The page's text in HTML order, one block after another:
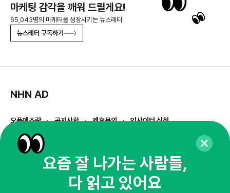
마케팅 감각을 깨워 드릴게요!
65,043명의 마케터를 성장시키는 뉴스레터
뉴스레터 구독하기
NHN AD
오픈애즈란 공지사항 제휴문의
인사이터 신청
뉴스레터
경기도 성남시 분당구 대왕판교로645번길 16
대표 : 심도섭
사업자등록번호 : 144-81-27690(
사업자정보확인)
통신판매업신고번호 : 2014-경기성남-1023
요즘 잘 나가는 사람들,
다 읽고 있어요